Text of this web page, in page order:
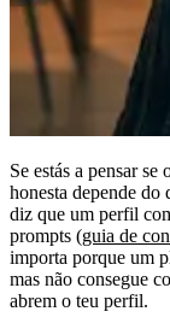
Se estás a pensar
honesta depende do
diz que um perfil
prompts (guia de
importa porque um
mas não consegue
abrem o teu perfil.